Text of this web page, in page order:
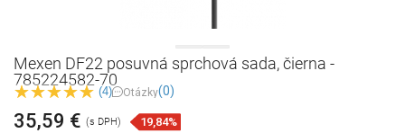
Mexen DF22 posuvná sprchová sada, čierna -
785224582-70
(4) Otázky(0)
35,59 € (s DPH) 19,84%